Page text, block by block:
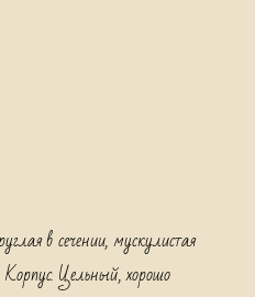
в сечении, мускулистая
Корпус. Цельный, хорошо